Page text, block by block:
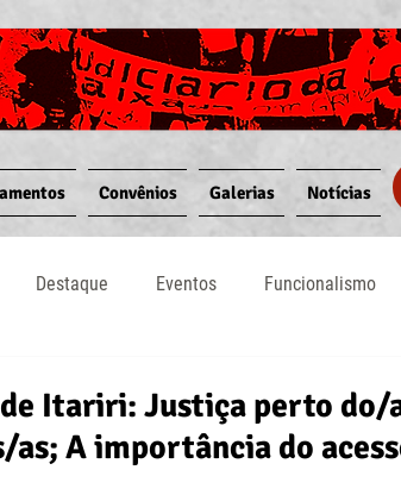
Convênios Galerias Notícias
Destaque Eventos Funcionalismo
Itariri: Justiça perto do/
A importância do